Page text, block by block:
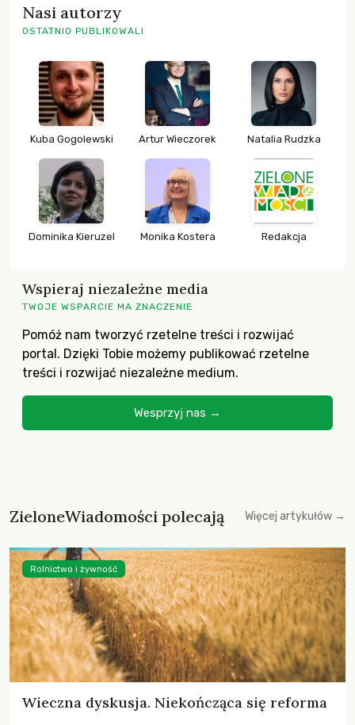
Nasi autorzy
OSTATNIO PUBLIKOWALI
Kuba Gogolewski Artur Wieczorek Natalia Rudzka
Dominika Kieruzel Monika Kostera Redakcja
Wspieraj niezależne media
TWOJE WSPARCIE MA ZNACZENIE
Pomóż nam tworzyć rzetelne treści i rozwijać
portal. Dzięki Tobie możemy publikować rzetelne
treści i rozwijać niezależne medium.
Wesprzyj nas →
ZieloneWiadomości polecają Więcej artykułów →
Wieczna dyskusja. Niekończąca się reforma
Rolnictwo i żywność